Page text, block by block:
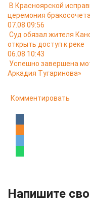
В Красноярской
церемония
07.08 09:56
Суд обязал жителя
открыть доступ к реке
06.08 10:43
Успешно завершена
Аркадия Тугаринова»
Комментировать
Напишите